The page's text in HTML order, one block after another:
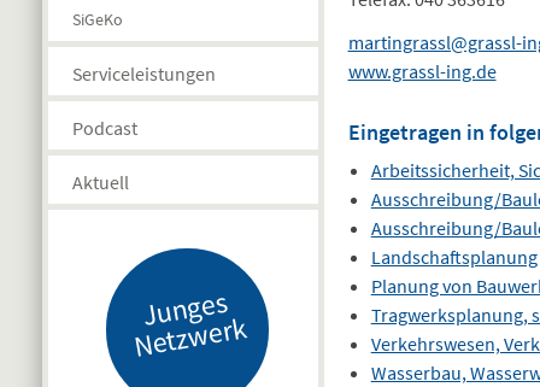
SiGeKo
Serviceleistungen
Podcast
Aktuell
J
u
n
g
es
N
etz
w
er
k
martingrassl@grassl-
www.grassl-ing.de
Eingetragen in
Arbeitssicherheit,
Ausschreibung/
Ausschreibung/
Landschaftsplanung
Planung von
Tragwerksplanung,
Verkehrswesen,
Wasserbau,